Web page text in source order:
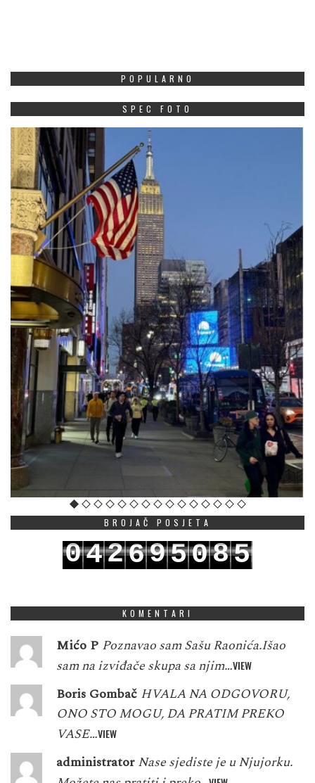
POPULARNO
SPEC FOTO
BROJAČ POSJETA
042695085
KOMENTARI
Mićo P Poznavao sam Sašu Raonića.Išao
sam na izviđače skupa sa njim…VIEW
Boris Gombač HVALA NA ODGOVORU,
ONO STO MOGU, DA PRATIM PREKO
VASE…VIEW
administrator Nase sjediste je u Njujorku.